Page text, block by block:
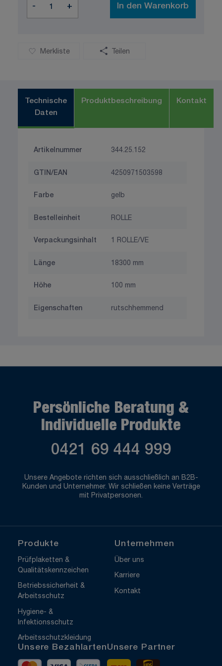
- + In den Warenkorb
Merkliste Teilen
Technische
Daten
Produktbeschreibung Kontakt
Artikelnummer 344.25.152
GTIN/EAN 4250971503598
Farbe gelb
Bestelleinheit ROLLE
Verpackungsinhalt 1 ROLLE/VE
Länge 18300 mm
Höhe 100 mm
Eigenschaften rutschhemmend
Persönliche Beratung &
Individuelle Produkte
0421 69 444 999
Unsere Angebote richten sich ausschließlich an B2B-
Kunden und Unternehmer. Wir schließen keine Verträge
mit Privatpersonen.
Produkte
Prüfplaketten &
Qualitätskennzeichen
Betriebssicherheit &
Arbeitsschutz
Hygiene- &
Infektionsschutz
Arbeitsschutzkleidung
Unternehmen
Über uns
Karriere
Kontakt
Unsere Bezahlarten
MastercardVisa Vorkasse
Unsere Partner
DHL